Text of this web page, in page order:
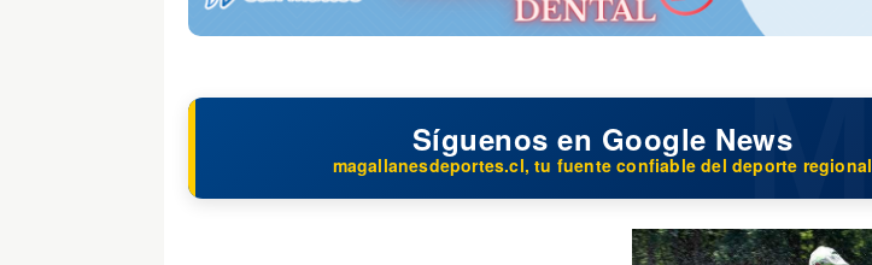
Síguenos en Google News
magallanesdeportes.cl, tu fuente confiable del deporte regional